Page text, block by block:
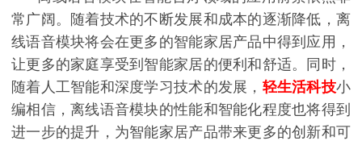
常广阔。随着技术的不断发展和成本的逐渐降低，离
线语音模块将会在更多的智能家居产品中得到应用，
让更多的家庭享受到智能家居的便利和舒适。同时，
随着人工智能和深度学习技术的发展， 轻生活科技小
编相信，离线语音模块的性能和智能化程度也将得到
进一步的提升，为智能家居产品带来更多的创新和可